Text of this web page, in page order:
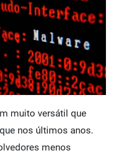
muito versátil que
nos últimos anos.
menos